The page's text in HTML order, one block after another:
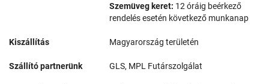
Szemüveg keret: 12 óráig beérkező
rendelés esetén következő munkanap
Kiszállítás Magyarország területén
Szállító partnerünk GLS, MPL Futárszolgálat